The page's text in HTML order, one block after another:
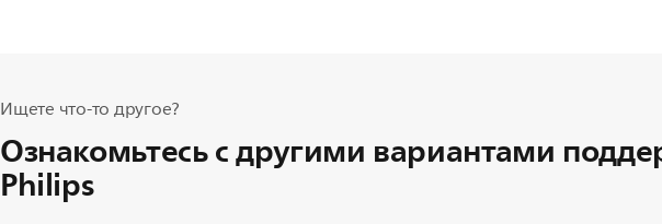
Ищете что-то другое?
Ознакомьтесь с другими вариантами
Philips